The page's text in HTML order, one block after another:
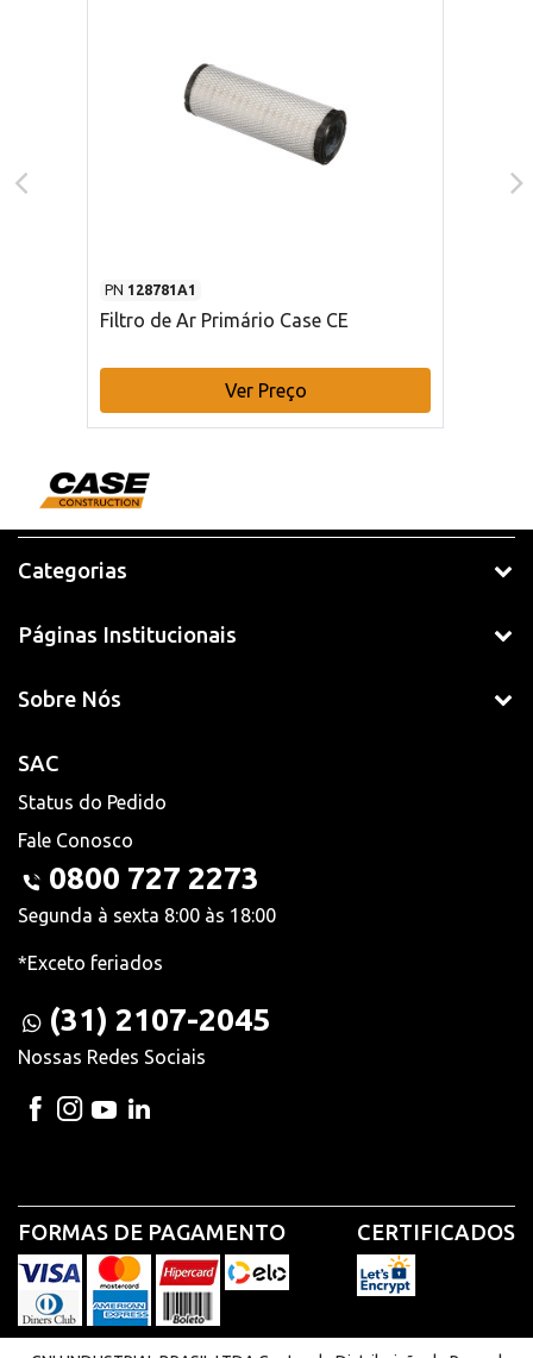
PN 128781A1
Filtro de Ar Primário Case CE
Ver Preço
Categorias
Páginas Institucionais
Sobre Nós
SAC
Status do Pedido
Fale Conosco
0800 727 2273
Segunda à sexta 8:00 às 18:00
*Exceto feriados
(31) 2107-2045
Nossas Redes Sociais
FORMAS DE PAGAMENTO CERTIFICADOS